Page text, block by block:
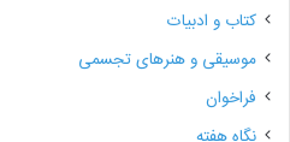
کتاب و ادبیات
موسیقی و هنرهای تجسمی
فراخوان